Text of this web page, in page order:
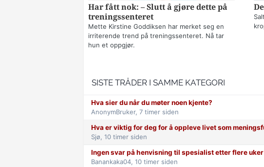
Har fått nok: – Slutt å gjøre dette på
treningssenteret
Mette Kirstine Goddiksen har merket seg en
irriterende trend på treningssenteret. Nå tar
hun et oppgjør.
SISTE TRÅDER I SAMME KATEGORI
Hva sier du når du møter noen kjente?
AnonymBruker, 7 timer siden
Hva er viktig for deg for å oppleve livet som
Sjø, 10 timer siden
Ingen svar på henvisning til spesialist etter flere
Banankaka04, 10 timer siden